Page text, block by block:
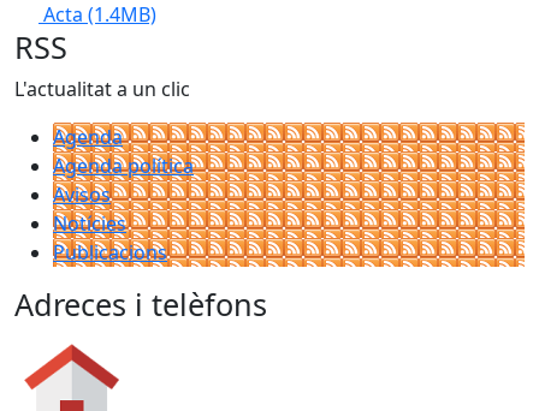
Acta (1.4MB)
RSS
L'actualitat a un clic
Agenda
Agenda política
Avisos
Notícies
Publicacions
Adreces i telèfons